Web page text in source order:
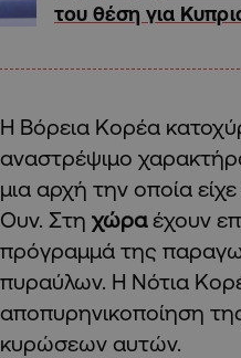
του θέση για
Η Βόρεια Κορέα
αναστρέψιμο
μια αρχή την οποία
Ουν. Στη χώραέχουν
πρόγραμμά της
πυραύλων. Η Νότια
αποπυρηνικοποίηση
κυρώσεων αυτών.